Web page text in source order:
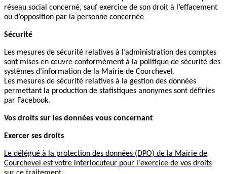
réseau social concerné, sauf exercice de son droit à l’effacement
ou d’opposition par la personne concernée
Sécurité
Les mesures de sécurité relatives à l’administration des comptes
sont mises en œuvre conformément à la politique de sécurité des
systèmes d’information de la Mairie de Courchevel.
Les mesures de sécurité relatives à la gestion des données
permettant la production de statistiques anonymes sont définies
par Facebook.
Vos droits sur les données vous concernant
Exercer ses droits
Le délégué à la protection des données (DPO) de la Mairie de
Courchevel est votre interlocuteur pour l'exercice de vos droits